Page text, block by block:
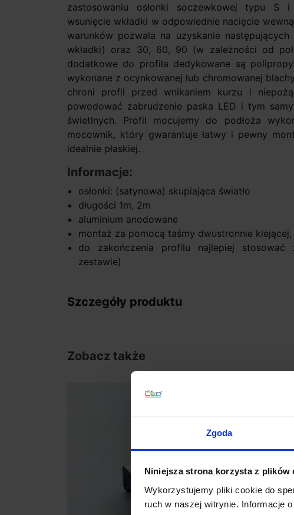
Zgoda
Niniejsza strona korzysta z plików
Wykorzystujemy pliki cookie do
ruch w naszej witrynie. Informacje
zastosowaniu osłonki soczewkowej typu S
wsunięcie wkładki w odpowiednie nacięcie
warunków pozwala na uzyskanie
wkładki) oraz 30, 60, 90 (w zależności od
dodatkowe do profila dedykowane są
wykonane z ocynkowanej lub chromowanej
chroni profil przed wnikaniem kurzu i
powodować zabrudzenie paska LED i tym
świetlnych. Profil mocujemy do podłoża
mocownik, który gwarantuje łatwy i pewny
idealnie płaskiej.
Informacje:
osłonki: (satynowa) skupiająca światło
długości 1m, 2m
aluminium anodowane
montaż za pomocą taśmy dwustronnie
do zakończenia profilu najlepiej
zestawie)
Szczegóły produktu
Zobacz także